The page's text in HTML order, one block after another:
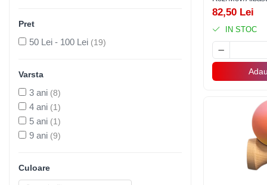
Incalzire si climatizare
Maturi, Perii, Mopuri si Galeti
Perne Voiaj, Paturi si Textile
Produse ingrijire incaltaminte
Radiatoare si Seminee electrice
Steaguri
Umidificatoare
Pret
50 Lei - 100 Lei (19)
Varsta
3 ani (8)
4 ani (1)
5 ani (1)
9 ani (9)
Culoare
82,50 Lei
IN STOC